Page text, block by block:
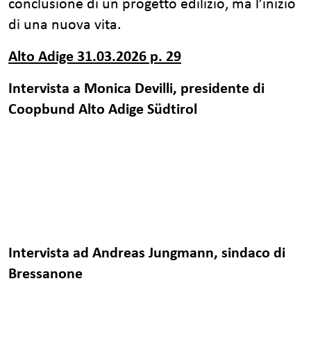
conclusione di un progetto edilizio, ma l’inizio
di una nuova vita.
Alto Adige 31.03.2026 p. 29
Intervista a Monica Devilli, presidente di
Coopbund Alto Adige Südtirol
Intervista ad Andreas Jungmann, sindaco di
Bressanone